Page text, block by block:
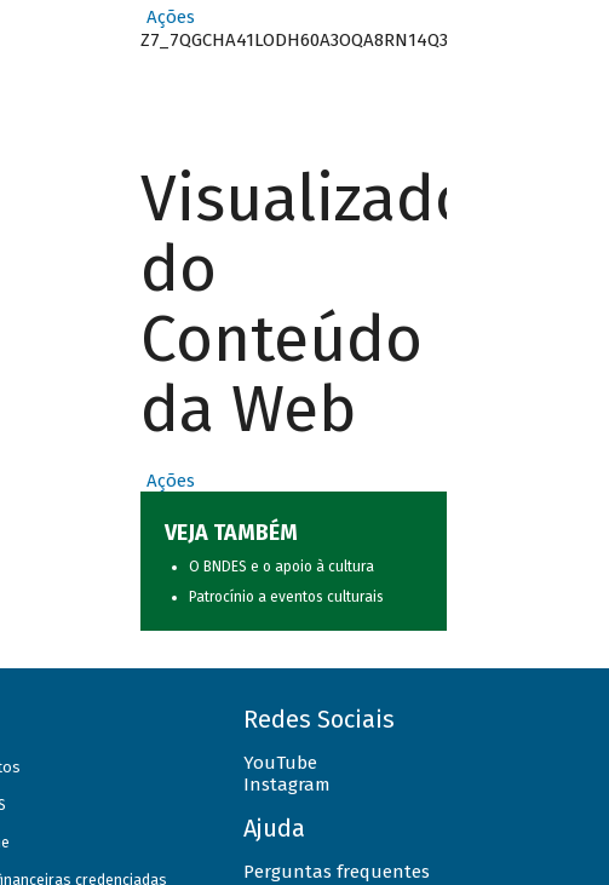
Ações
Z7_7QGCHA41LODH60A3OQA8RN14Q3
Visualizador
do
Conteúdo
da Web
Ações
VEJA TAMBÉM
O BNDES e o apoio à cultura
Patrocínio a eventos culturais
credenciadas
Redes Sociais
YouTube
Instagram
Ajuda
Perguntas frequentes